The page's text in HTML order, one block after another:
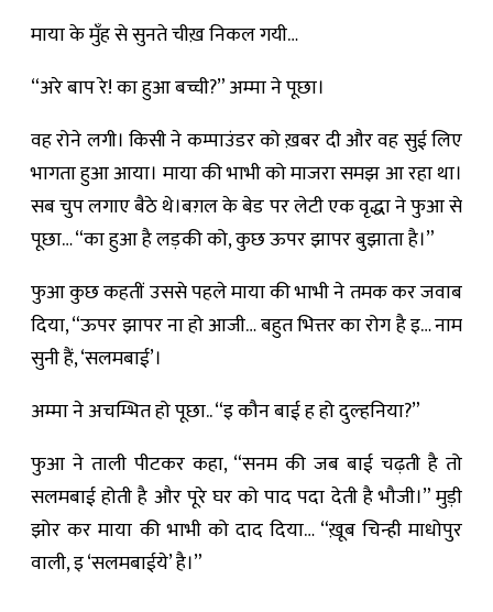
माया के मुँह से सुनते चीख़ निकल गयी…
“अरे बाप रे! का हुआ बच्ची?” अम्मा ने पूछा।
वह रोने लगी। किसी ने कम्पाउंडर को ख़बर दी और वह सुई लिए
भागता हुआ आया। माया की भाभी को माजरा समझ आ रहा था।
सब चुप लगाए बैठे थे।बग़ल के बेड पर लेटी एक वृद्धा ने फुआ से
पूछा… “का हुआ है लड़की को, कुछ ऊपर झापर बुझाता है।”
फुआ कुछ कहतीं उससे पहले माया की भाभी ने तमक कर जवाब
दिया, “ऊपर झापर ना हो आजी… बहुत भित्तर का रोग है इ… नाम
सुनी हैं, ‘सलमबाई’।
अम्मा ने अचम्भित हो पूछा.. “इ कौन बाई ह हो दुल्हनिया?”
फुआ ने ताली पीटकर कहा, “सनम की जब बाई चढ़ती है तो
सलमबाई होती है और पूरे घर को पाद पदा देती है भौजी।” मुड़ी
झोर कर माया की भाभी को दाद दिया… “ख़ूब चिन्ही माधोपुर
वाली, इ ‘सलमबाईये’ है।”